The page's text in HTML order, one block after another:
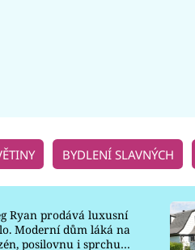
BYDLENÍ SLAVNÝCH
Ryan prodává luxusní
Moderní dům láká na
posilovnu i sprchu